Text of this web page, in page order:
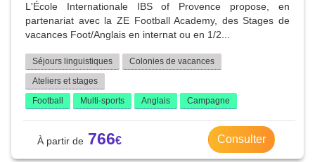
L'École Internationale IBS of Provence propose, en
partenariat avec la ZE Football Academy, des Stages de
vacances Foot/Anglais en internat ou en 1/2...
Séjours linguistiques
Colonies de vacances
Ateliers et stages
Football
Multi-sports Anglais Campagne
766 Consulter